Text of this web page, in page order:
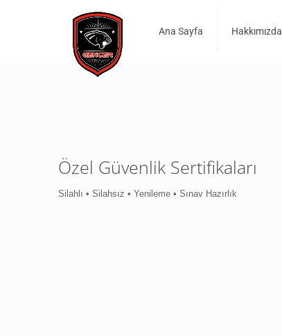
Ana Sayfa Hakkımızda
Özel Güvenlik Sertifikaları
Silahlı • Silahsız • Yenileme • Sınav Hazırlık